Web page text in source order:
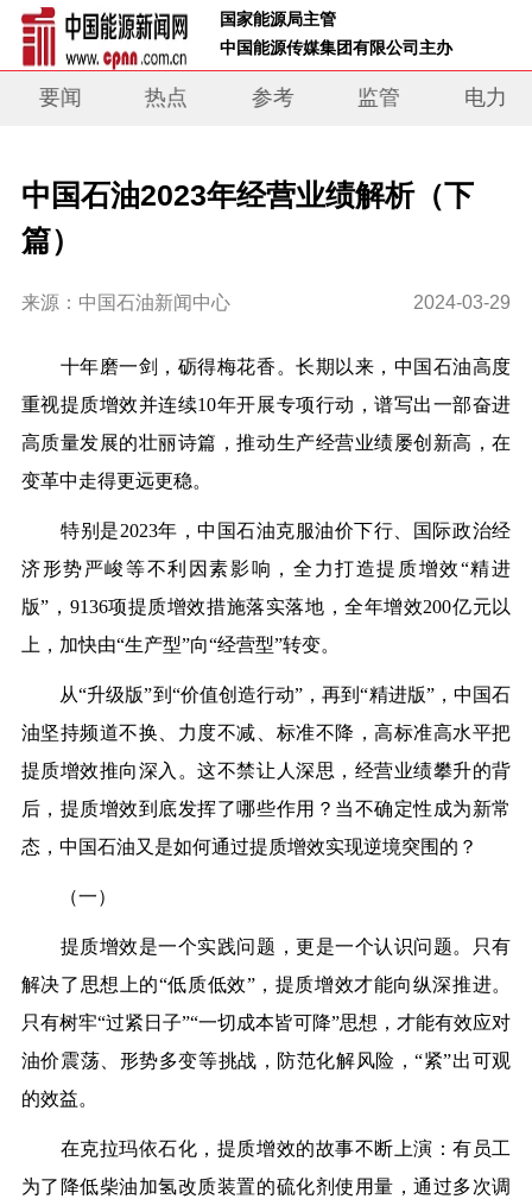
国家能源局主管
中国能源传媒集团有限公司主办
要闻 热点 参考 监管 电力
中国石油2023年经营业绩解析（下
篇）
来源：中国石油新闻中心 2024-03-29
十年磨一剑，砺得梅花香。长期以来，中国石油高度
重视提质增效并连续10年开展专项行动，谱写出一部奋进
高质量发展的壮丽诗篇，推动生产经营业绩屡创新高，在
变革中走得更远更稳。
特别是2023年，中国石油克服油价下行、国际政治经
济形势严峻等不利因素影响，全力打造提质增效“精进
版”，9136项提质增效措施落实落地，全年增效200亿元以
上，加快由“生产型”向“经营型”转变。
从“升级版”到“价值创造行动”，再到“精进版”，中国石
油坚持频道不换、力度不减、标准不降，高标准高水平把
提质增效推向深入。这不禁让人深思，经营业绩攀升的背
后，提质增效到底发挥了哪些作用？当不确定性成为新常
态，中国石油又是如何通过提质增效实现逆境突围的？
（一）
提质增效是一个实践问题，更是一个认识问题。只有
解决了思想上的“低质低效”，提质增效才能向纵深推进。
只有树牢“过紧日子”“一切成本皆可降”思想，才能有效应对
油价震荡、形势多变等挑战，防范化解风险，“紧”出可观
的效益。
在克拉玛依石化，提质增效的故事不断上演：有员工
为了降低柴油加氢改质装置的硫化剂使用量，通过多次调